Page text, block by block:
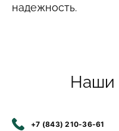
надежность.
Наши
+7 (843) 210-36-61